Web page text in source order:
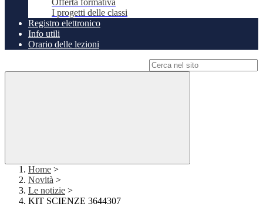
Offerta formativa
I progetti delle classi
Registro elettronico
Info utili
Orario delle lezioni
Home >
Novità >
Le notizie >
KIT SCIENZE 3644307